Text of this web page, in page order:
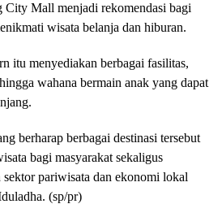
City Mall menjadi rekomendasi bagi
wisata belanja dan hiburan.
itu menyediakan berbagai fasilitas,
wahana bermain anak yang dapat
berharap berbagai destinasi tersebut
bagi masyarakat sekaligus
pariwisata dan ekonomi lokal
(sp/pr)